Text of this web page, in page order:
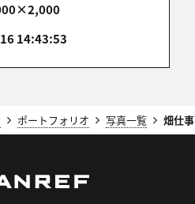
す！
す。^^
14:43:53
ポートフォリオ 写真一覧 畑仕事